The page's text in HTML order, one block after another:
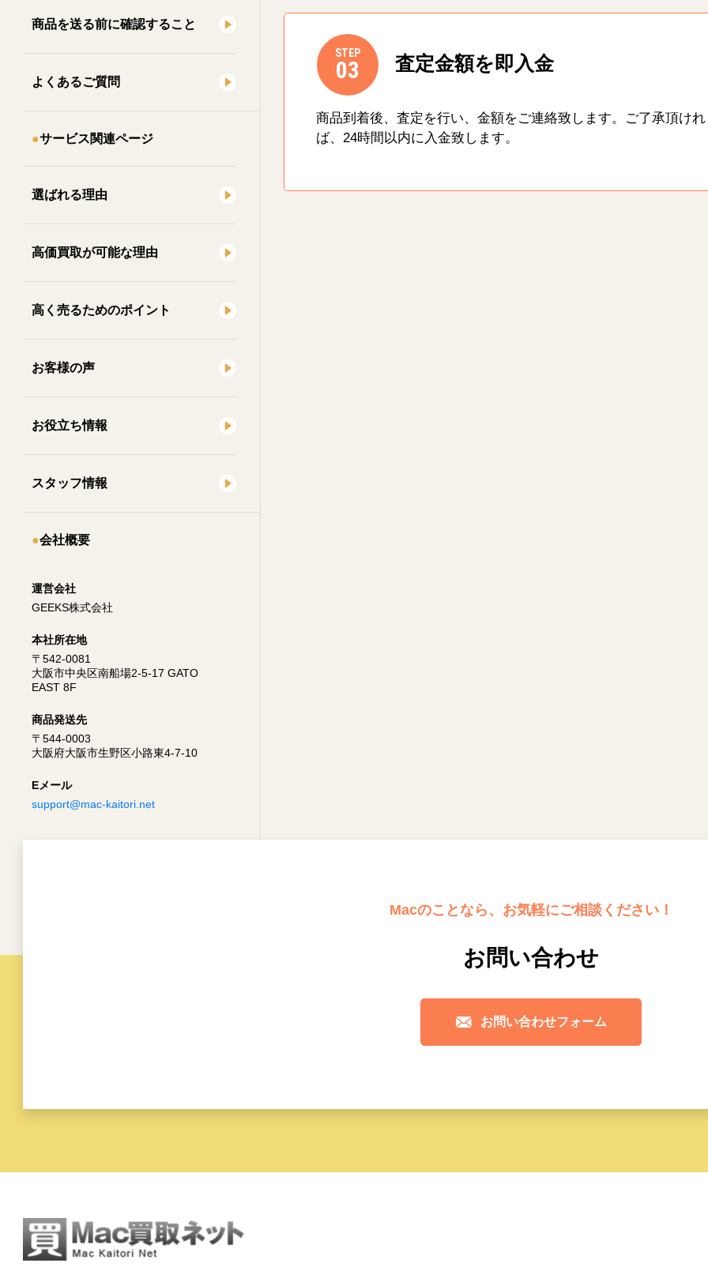
商品を送る前に確認すること
よくあるご質問
サービス関連ページ
選ばれる理由
高価買取が可能な理由
高く売るためのポイント
お客様の声
お役立ち情報
スタッフ情報
会社概要
運営会社
GEEKS株式会社
本社所在地
〒542-0081
大阪市中央区南船場2-5-17 GATO
EAST 8F
商品発送先
〒544-0003
大阪府大阪市生野区小路東4-7-10
Eメール
support@mac-kaitori.net
STEP
03 査定金額を即入金
商品到着後、査定を行い、金額をご連絡致します。ご了承頂けれ
ば、24時間以内に入金致します。
Macのことなら、お気軽にご相談ください！
お問い合わせ
お問い合わせフォーム